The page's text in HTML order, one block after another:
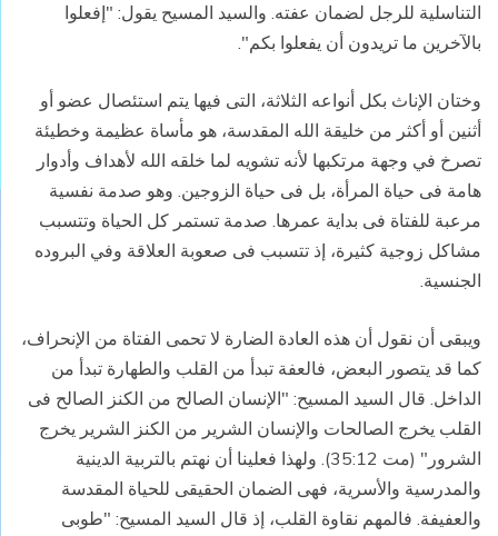
التناسلية للرجل لضمان عفته. والسيد المسيح يقول: "إفعلوا
بالآخرين ما تريدون أن يفعلوا بكم".
وختان الإناث بكل أنواعه الثلاثة، التى فيها يتم استئصال عضو أو
أثنين أو أكثر من خليقة الله المقدسة، هو مأساة عظيمة وخطيئة
تصرخ في وجهة مرتكبها لأنه تشويه لما خلقه الله لأهداف وأدوار
هامة فى حياة المرأة، بل فى حياة الزوجين. وهو صدمة نفسية
مرعبة للفتاة فى بداية عمرها. صدمة تستمر كل الحياة وتتسبب
مشاكل زوجية كثيرة، إذ تتسبب فى صعوبة العلاقة وفي البروده
الجنسية.
ويبقى أن نقول أن هذه العادة الضارة لا تحمى الفتاة من الإنحراف،
كما قد يتصور البعض، فالعفة تبدأ من القلب والطهارة تبدأ من
الداخل. قال السيد المسيح: "الإنسان الصالح من الكنز الصالح فى
القلب يخرج الصالحات والإنسان الشرير من الكنز الشرير يخرج
الشرور" (مت 35:12). ولهذا فعلينا أن نهتم بالتربية الدينية
والمدرسية والأسرية، فهى الضمان الحقيقى للحياة المقدسة
والعفيفة. فالمهم نقاوة القلب، إذ قال السيد المسيح: "طوبى